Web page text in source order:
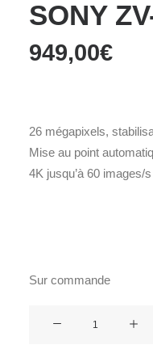
SONY
949,00€
26 mégapixels,
Mise au point
4K jusqu’à 60 images/s
Sur commande